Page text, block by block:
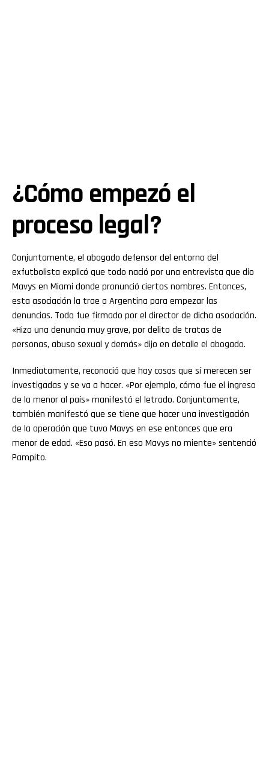
¿Cómo empezó el
proceso legal?
Conjuntamente, el abogado defensor del entorno del
exfutbolista explicó que todo nació por una entrevista que dio
Mavys en Miami donde pronunció ciertos nombres. Entonces,
esta asociación la trae a Argentina para empezar las
denuncias. Todo fue firmado por el director de dicha asociación.
«Hizo una denuncia muy grave, por delito de tratas de
personas, abuso sexual y demás» dijo en detalle el abogado.
Inmediatamente, reconoció que hay cosas que sí merecen ser
investigadas y se va a hacer. «Por ejemplo, cómo fue el ingreso
de la menor al país» manifestó el letrado. Conjuntamente,
también manifestó que se tiene que hacer una investigación
de la operación que tuvo Mavys en ese entonces que era
menor de edad. «Eso pasó. En eso Mavys no miente» sentenció
Pampito.